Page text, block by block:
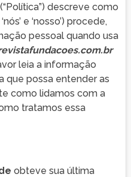
descreve como
e ‘nosso’) procede,
pessoal quando usa
leia a informação
que possa entender as
como lidamos com a
tratamos essa
obteve sua última